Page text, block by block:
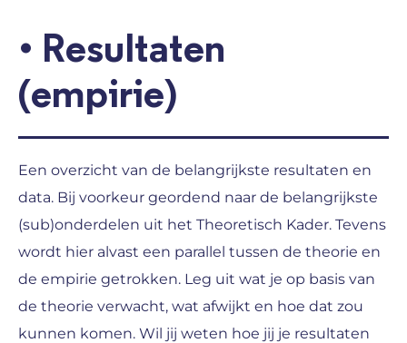
• Resultaten
(empirie)
Een overzicht van de belangrijkste resultaten en
data. Bij voorkeur geordend naar de belangrijkste
(sub)onderdelen uit het Theoretisch Kader. Tevens
wordt hier alvast een parallel tussen de theorie en
de empirie getrokken. Leg uit wat je op basis van
de theorie verwacht, wat afwijkt en hoe dat zou
kunnen komen. Wil jij weten hoe jij je resultaten